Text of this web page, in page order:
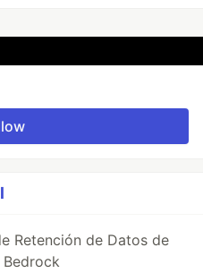
Retención de Datos de